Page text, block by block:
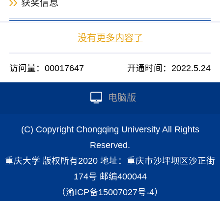
获奖信息
没有更多内容了
访问量：00017647 开通时间： 2022.5.24
电脑版
(C) Copyright Chongqing University All Rights
Reserved.
重庆大学 版权所有2020 地址：重庆市沙坪坝区沙正街
174号 邮编400044
（渝ICP备15007027号-4）